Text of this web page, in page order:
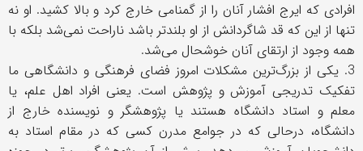
افرادی که ایرج افشار آنان را از گمنامی خارج کرد و بالا کشید. او نه
تنها از این که قد شاگردانش از او بلندتر باشد ناراحت نمی‌شد بلکه با
همه وجود از ارتقای آنان خوشحال می‌شد.
3. یکی از بزرگ‌ترین مشکلات امروز فضای فرهنگی و دانشگاهی ما
تفکیک تدریجی آموزش و پژوهش است. یعنی افراد اهل علم، یا
معلم و استاد دانشگاه هستند یا پژوهشگر و نویسنده خارج از
دانشگاه، درحالی که در جوامع مدرن کسی که در مقام استاد به